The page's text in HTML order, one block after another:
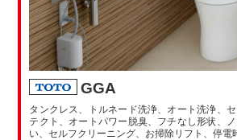
GGA
タンクレス、トルネード洗浄、オート洗浄、
テクト、オートパワー脱臭、フチなし形状、
い、セルフクリーニング、お掃除リフト、停電